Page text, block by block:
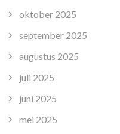
oktober 2025
september 2025
augustus 2025
juli 2025
juni 2025
mei 2025